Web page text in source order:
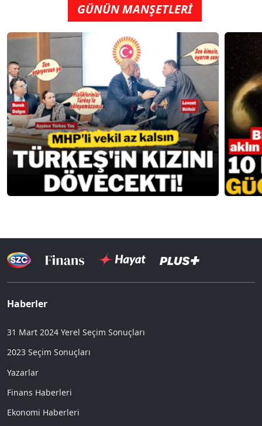
GÜNÜN MANŞETLERİ
Haberler
31 Mart 2024 Yerel Seçim Sonuçları
2023 Seçim Sonuçları
Yazarlar
Finans Haberleri
Ekonomi Haberleri